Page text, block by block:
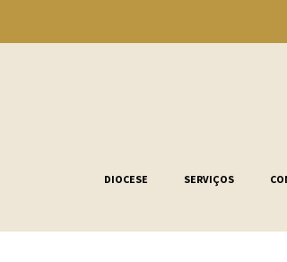
DIOCESE SERVIÇOS